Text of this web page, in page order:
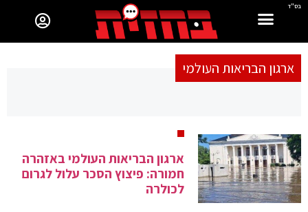
בס"ד
ארגון הבריאות העולמי
ארגון הבריאות העולמי באזהרה
חמורה: פיצוץ הסכר עלול לגרום
לכולרה